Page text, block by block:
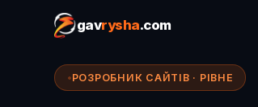
gavrysha.com
РОЗРОБНИК САЙТІВ · РІВНЕ